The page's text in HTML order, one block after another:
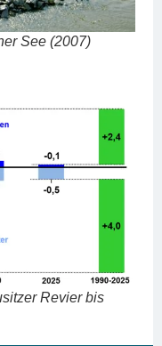
See (2007)
Revier bis